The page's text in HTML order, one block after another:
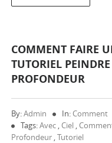
COMMENT FAIRE
TUTORIEL
PROFONDEUR
By:Admin In: Comment
Tags:Avec , Ciel ,
Profondeur ,Tutoriel